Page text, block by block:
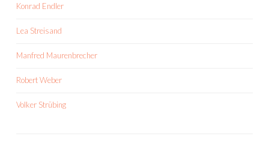
Konrad Endler
Lea Streisand
Manfred Maurenbrecher
Robert Weber
Volker Strübing